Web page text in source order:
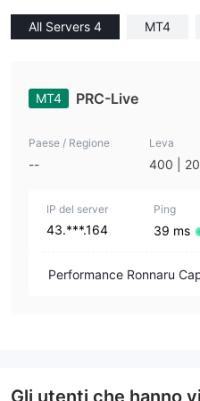
All Servers 4 MT4
MT4 PRC-Live
Paese / Regione
--
Leva
400 |
IP del server
43.***.164
Ping
39 ms
Performance Ronnaru
Gli utenti che hanno